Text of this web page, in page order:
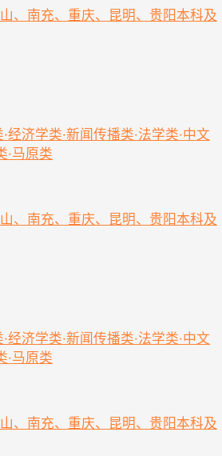
、南充、重庆、昆明、贵阳本科及
经济学类·新闻传播类·法学类·中文
·马原类
、南充、重庆、昆明、贵阳本科及
经济学类·新闻传播类·法学类·中文
·马原类
、南充、重庆、昆明、贵阳本科及